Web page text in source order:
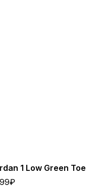
1 Low Green Toe
₽